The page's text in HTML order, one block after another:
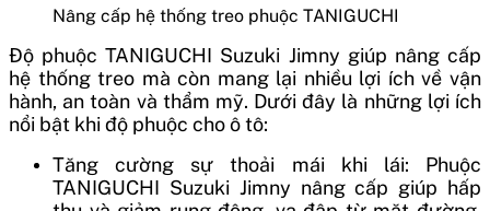
Nâng cấp hệ thống treo phuộc TANIGUCHI
Độ phuộc TANIGUCHI Suzuki Jimny giúp nâng cấp
hệ thống treo mà còn mang lại nhiều lợi ích về vận
hành, an toàn và thẩm mỹ. Dưới đây là những lợi ích
nổi bật khi độ phuộc cho ô tô:
Tăng cường sự thoải mái khi lái: Phuộc
TANIGUCHI Suzuki Jimny nâng cấp giúp hấp